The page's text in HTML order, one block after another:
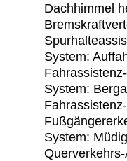
Dachhimmel
System:
System:
System: